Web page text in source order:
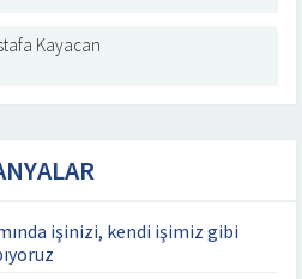
Kayacan
işinizi, kendi işimiz gibi